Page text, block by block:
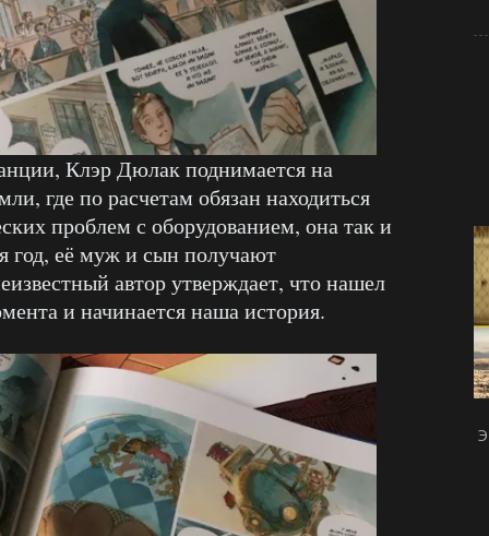
Клэр Дюлак поднимается на
где по расчетам обязан находиться
проблем с оборудованием, она так и
год, её муж и сын получают
автор утверждает, что нашел
и начинается наша история.